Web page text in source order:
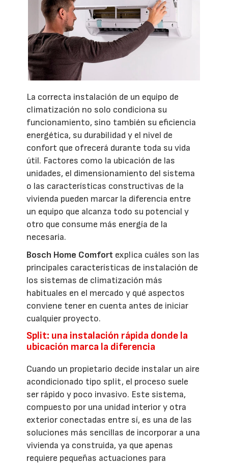
La correcta instalación de un equipo de
climatización no solo condiciona su
funcionamiento, sino también su eficiencia
energética, su durabilidad y el nivel de
confort que ofrecerá durante toda su vida
útil. Factores como la ubicación de las
unidades, el dimensionamiento del sistema
o las características constructivas de la
vivienda pueden marcar la diferencia entre
un equipo que alcanza todo su potencial y
otro que consume más energía de la
necesaria.
Bosch Home Comfort explica cuáles son las
principales características de instalación de
los sistemas de climatización más
habituales en el mercado y qué aspectos
conviene tener en cuenta antes de iniciar
cualquier proyecto.
Split: una instalación rápida donde la
ubicación marca la diferencia
Cuando un propietario decide instalar un aire
acondicionado tipo split, el proceso suele
ser rápido y poco invasivo. Este sistema,
compuesto por una unidad interior y otra
exterior conectadas entre sí, es una de las
soluciones más sencillas de incorporar a una
vivienda ya construida, ya que apenas
requiere pequeñas actuaciones para